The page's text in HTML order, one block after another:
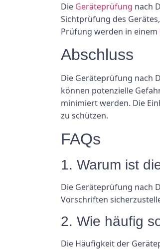
Die Geräteprüfung nach
Sichtprüfung des
Prüfung werden in einem
Abschluss
Die Geräteprüfung nach
können potenzielle
minimiert werden. Die
zu schützen.
FAQs
1. Warum ist
Die Geräteprüfung nach
Vorschriften
2. Wie häufig
Die Häufigkeit der